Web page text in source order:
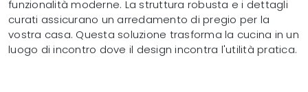
funzionalità moderne. La struttura robusta e i dettagli
curati assicurano un arredamento di pregio per la
vostra casa. Questa soluzione trasforma la cucina in un
luogo di incontro dove il design incontra l'utilità pratica.